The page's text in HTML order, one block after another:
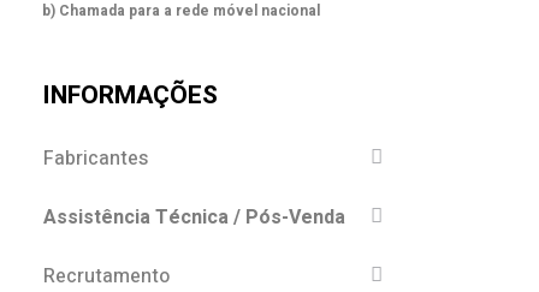
b) Chamada para a rede móvel nacional
INFORMAÇÕES
Fabricantes
Assistência Técnica / Pós-Venda
Recrutamento